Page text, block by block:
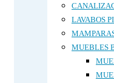
LAVABOS
MUEBLES